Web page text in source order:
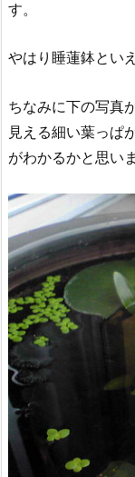
す。
やはり睡蓮鉢とい
ちなみに下の写真
見える細い葉っぱ
がわかるかと思いま